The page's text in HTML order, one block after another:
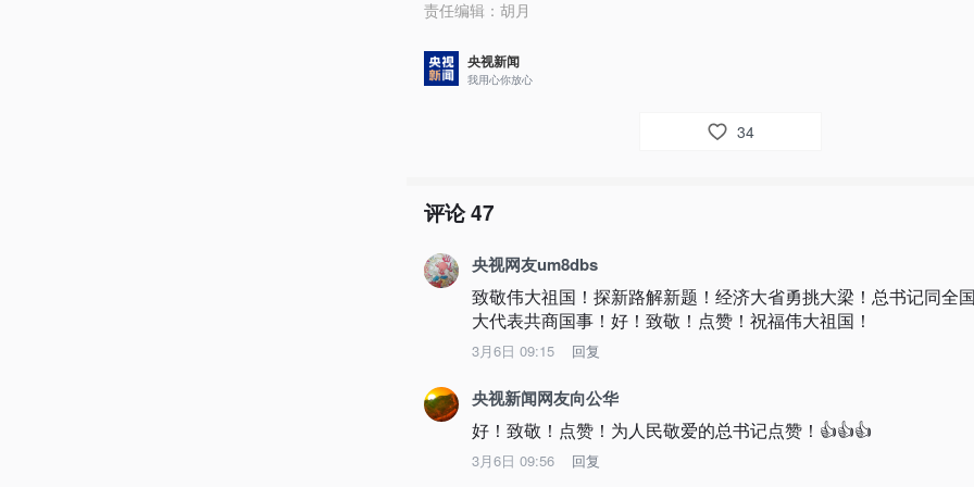
责任编辑： 胡月
央视新闻
我用心你放心
34
评论47
央视网友um8dbs
致敬伟大祖国！探新路解新题！经济大省勇挑大梁！总书记同全
大代表共商国事！好！致敬！点赞！祝福伟大祖国！
3月6日 09:15 回复
央视新闻网友向公华
好！致敬！点赞！为人民敬爱的总书记点赞！👍👍👍
3月6日 09:56 回复